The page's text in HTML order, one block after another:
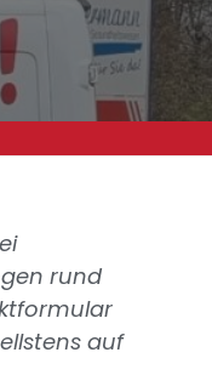
rund
auf